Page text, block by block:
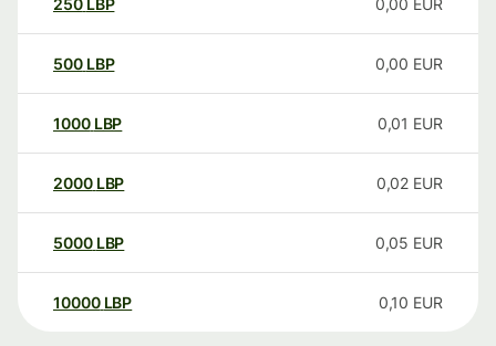
250 LBP 0,00 EUR
500 LBP 0,00 EUR
1000 LBP 0,01 EUR
2000 LBP 0,02 EUR
5000 LBP 0,05 EUR
10000 LBP 0,10 EUR